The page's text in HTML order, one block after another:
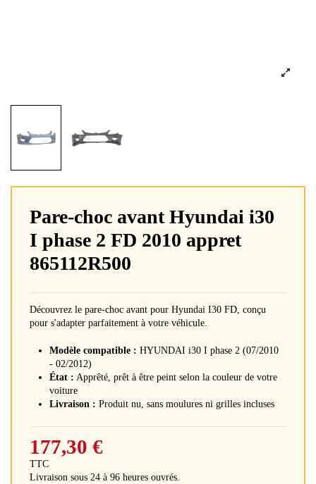
Pare-choc avant Hyundai i30
I phase 2 FD 2010 appret
865112R500
Découvrez le pare-choc avant pour Hyundai I30 FD, conçu
pour s'adapter parfaitement à votre véhicule.
Modèle compatible : HYUNDAI i30 I phase 2 (07/2010
- 02/2012)
État : Apprêté, prêt à être peint selon la couleur de votre
voiture
Livraison : Produit nu, sans moulures ni grilles incluses
177,30 €
TTC
Livraison sous 24 à 96 heures ouvrés.